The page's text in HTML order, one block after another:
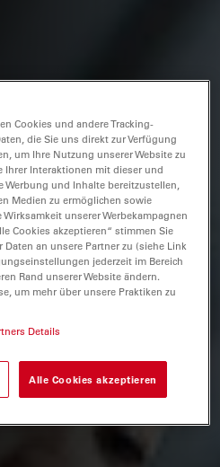
Cookies und andere Tracking-
die Sie uns direkt zur Verfügung
um Ihre Nutzung unserer Website zu
Ihrer Interaktionen mit dieser und
Werbung und Inhalte bereitzustellen,
Medien zu ermöglichen sowie
unserer Werbekampagnen
Cookies akzeptieren“ stimmen Sie
an unsere Partner zu (siehe Link
jederzeit im Bereich
Rand unserer Website ändern.
um mehr über unsere Praktiken zu
Details
Alle Cookies akzeptieren